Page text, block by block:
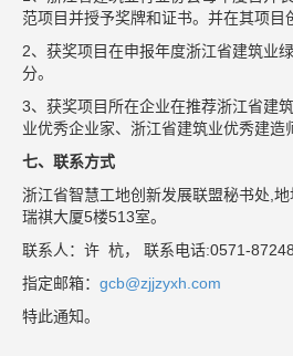
范项目并授予奖牌和证书。并在其项目
2、获奖项目在申报年度浙江省建筑业
分。
3、获奖项目所在企业在推荐浙江省建
业优秀企业家、浙江省建筑业优秀建造
七、联系方式
浙江省智慧工地创新发展联盟秘书处,
瑞祺大厦5楼513室。
联系人：许 杭， 联系电话:0571-
指定邮箱： gcb@zjjzyxh.com
特此通知。